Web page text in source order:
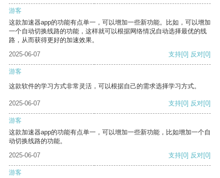
游客
这款加速器app的功能有点单一，可以增加一些新功能。比如，可以增加
一个自动切换线路的功能，这样就可以根据网络情况自动选择最优的线
路，从而获得更好的加速效果。
2025-06-07
支持[0] 反对[0]
游客
这款软件的学习方式非常灵活，可以根据自己的需求选择学习方式。
2025-06-07 支持[0] 反对[0]
游客
这款加速器app的功能有点单一，可以增加一些新功能，比如增加一个自
动切换线路的功能。
2025-06-07
支持[0] 反对[0]
游客